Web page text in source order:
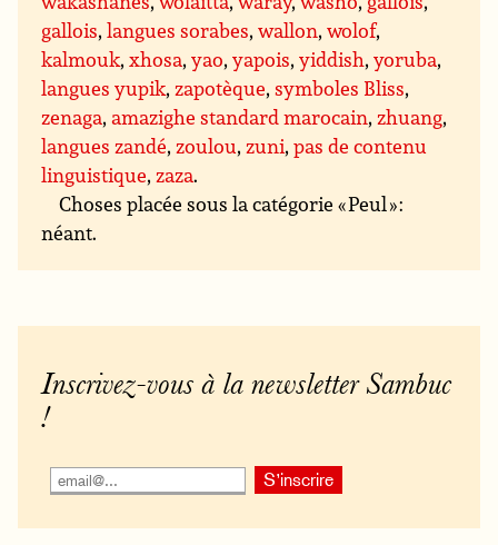
gallois,langues sorabes,wallon,wolof,
kalmouk,xhosa,yao,yapois,yiddish,yoruba,
langues yupik,zapotèque,symboles Bliss,
zenaga,amazighe standard marocain,zhuang,
langues zandé,zoulou,zuni,pas de contenu
linguistique,zaza.
Choses placée sous la catégorie « Peul » :
néant.
Inscrivez-vous à la newsletter Sambuc
!